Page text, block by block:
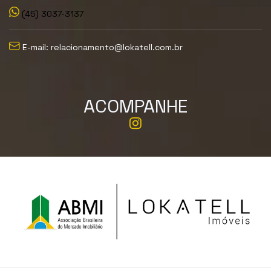
(45) 3037-3137
E-mail: relacionamento@lokatell.com.br
ACOMPANHE